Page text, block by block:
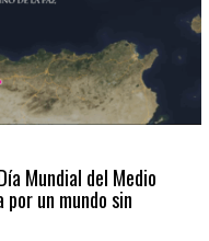
Mundial del Medio
un mundo sin